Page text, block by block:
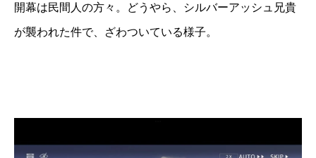
開幕は民間人の方々。どうやら、シルバーアッシュ兄貴
が襲われた件で、ざわついている様子。